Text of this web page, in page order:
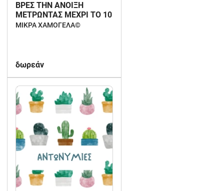
ΒΡΕΣ ΤΗΝ ΑΝΟΙΞΗ
ΜΕΤΡΩΝΤΑΣ ΜΕΧΡΙ ΤΟ 10
ΜΙΚΡΑ ΧΑΜΟΓΕΛΑ©️
δωρεάν